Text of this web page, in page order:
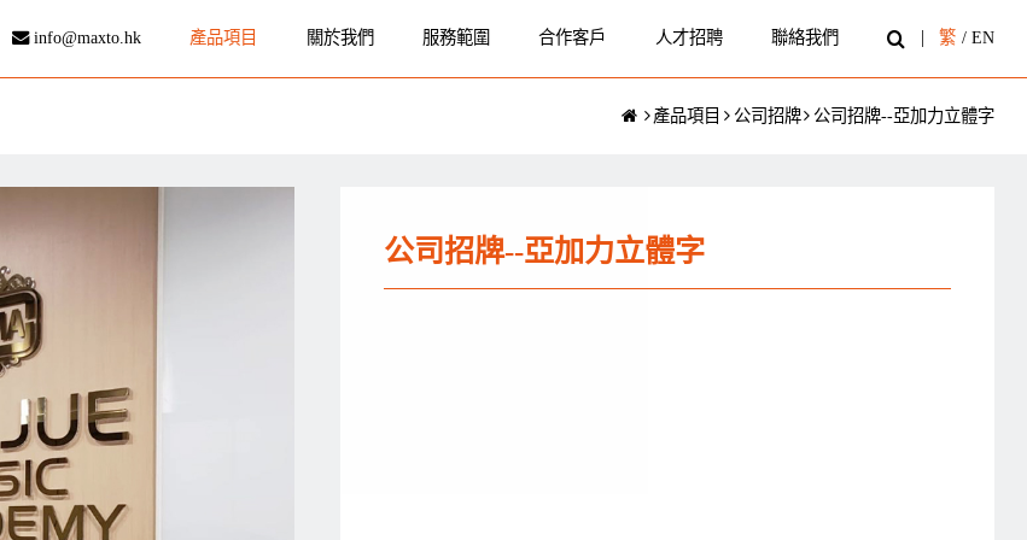
info@maxto.hk 產品項目 關於我們 服務範圍 合作客戶 人才招聘 聯絡我們 繁 / EN
產品項目 公司招牌 公司招牌--亞加力立體字
公司招牌--亞加力立體字